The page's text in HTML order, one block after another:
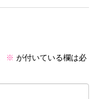
※ が付いている欄は必